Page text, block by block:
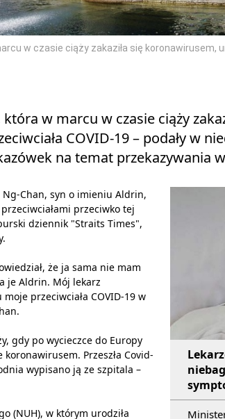
w czasie ciąży zakaziła się koronawirusem,
w marcu w czasie ciąży
COVID-19 – podały w
na temat przekazywania
Chan, syn o imieniu Aldrin,
przeciwko tej
dziennik "Straits Times",
że ja sama nie mam
je Aldrin. Mój lekarz
przeciwciała COVID-19 w
gdy po wycieczce do Europy
Przeszła Covid-
wypisano ją ze szpitala –
(NUH), w którym urodziła